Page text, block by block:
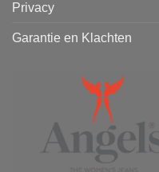
Privacy
Garantie en Klachten